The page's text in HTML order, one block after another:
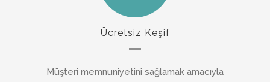
Ücretsiz Keşif
Müşteri memnuniyetini sağlamak amacıyla